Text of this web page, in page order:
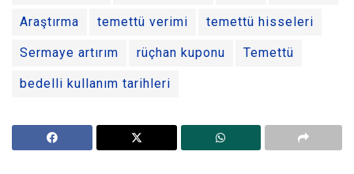
Araştırma temettü verimi temettü hisseleri
Sermaye artırım rüçhan kuponu Temettü
bedelli kullanım tarihleri